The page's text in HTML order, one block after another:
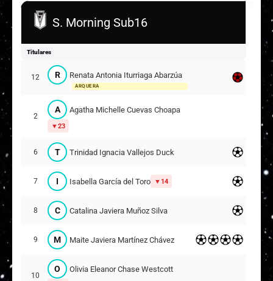
S. Morning Sub16
Titulares
12 R Renata Antonia Iturriaga Abarzúa
ARQUERA
2
A Agatha Michelle Cuevas Choapa
23
6 T Trinidad Ignacia Vallejos Duck
7 I Isabella García del Toro 14
8 C Catalina Javiera Muñoz Silva
9 M Maite Javiera Martínez Chávez
10
O Olivia Eleanor Chase Westcott